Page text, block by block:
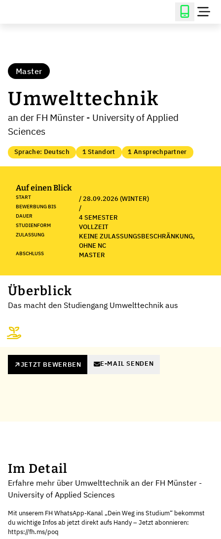
Master
Umwelttechnik
an der FH Münster - University of Applied
Sciences
Sprache: Deutsch 1 Standort 1 Ansprechpartner
Auf einen Blick
START / 28.09.2026 (WINTER)
BEWERBUNG BIS /
DAUER 4 SEMESTER
STUDIENFORM VOLLZEIT
ZULASSUNG
KEINE ZULASSUNGSBESCHRÄNKUNG,
OHNE NC
ABSCHLUSS MASTER
Überblick
Das macht den Studiengang Umwelttechnik aus
JETZT BEWERBEN E-MAIL SENDEN
Im Detail
Erfahre mehr über Umwelttechnik an der FH Münster -
University of Applied Sciences
Mit unserem FH WhatsApp-Kanal „Dein Weg ins Studium“ bekommst
du wichtige Infos ab jetzt direkt aufs Handy – Jetzt abonnieren:
https://fh.ms/poq